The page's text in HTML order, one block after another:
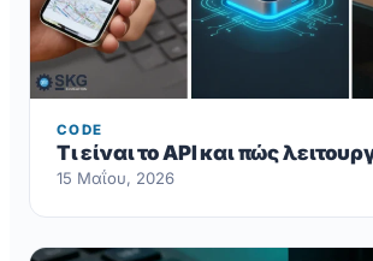
CODE
Τι είναι το API και πώς
15 Μαΐου, 2026